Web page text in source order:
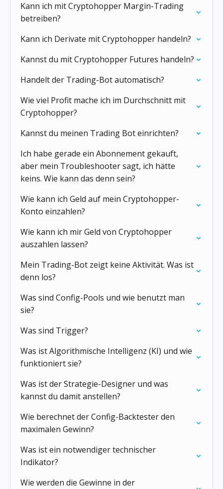
Kann ich mit Cryptohopper Margin-Trading
betreiben?
Kann ich Derivate mit Cryptohopper handeln?
Kannst du mit Cryptohopper Futures handeln?
Handelt der Trading-Bot automatisch?
Wie viel Profit mache ich im Durchschnitt mit
Cryptohopper?
Kannst du meinen Trading Bot einrichten?
Ich habe gerade ein Abonnement gekauft,
aber mein Troubleshooter sagt, ich hätte
keins. Wie kann das denn sein?
Wie kann ich Geld auf mein Cryptohopper-
Konto einzahlen?
Wie kann ich mir Geld von Cryptohopper
auszahlen lassen?
Mein Trading-Bot zeigt keine Aktivität. Was ist
denn los?
Was sind Config-Pools und wie benutzt man
sie?
Was sind Trigger?
Was ist Algorithmische Intelligenz (KI) und wie
funktioniert sie?
Was ist der Strategie-Designer und was
kannst du damit anstellen?
Wie berechnet der Config-Backtester den
maximalen Gewinn?
Was ist ein notwendiger technischer
Indikator?
Wie werden die Gewinne in der